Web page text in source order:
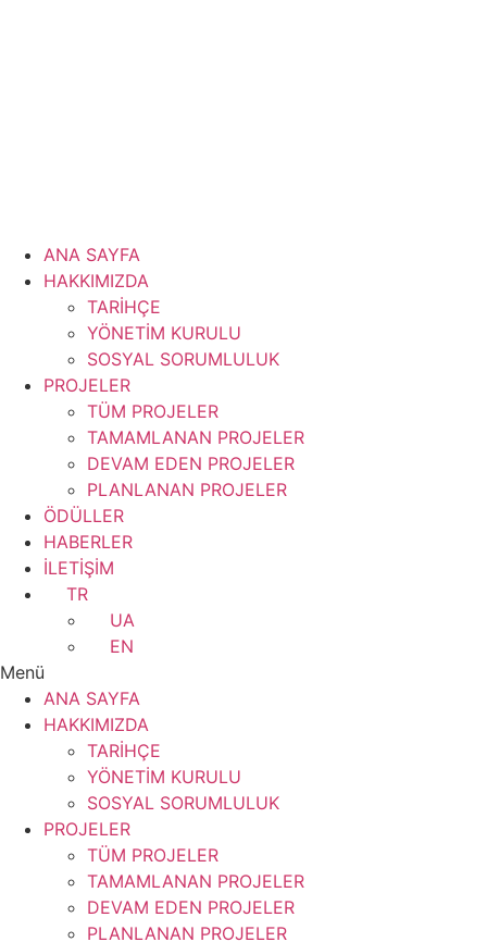
ANA SAYFA
HAKKIMIZDA
TARİHÇE
YÖNETİM KURULU
SOSYAL SORUMLULUK
PROJELER
TÜM PROJELER
TAMAMLANAN PROJELER
DEVAM EDEN PROJELER
PLANLANAN PROJELER
ÖDÜLLER
HABERLER
İLETİŞİM
TR
UA
EN
Menü
ANA SAYFA
HAKKIMIZDA
TARİHÇE
YÖNETİM KURULU
SOSYAL SORUMLULUK
PROJELER
TÜM PROJELER
TAMAMLANAN PROJELER
DEVAM EDEN PROJELER
PLANLANAN PROJELER